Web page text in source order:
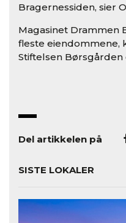
Bragernes­siden, sier
Magasinet Drammen
fleste eiendommene,
Stiftelsen Børsgården
Del artikkelen på
SISTE LOKALER